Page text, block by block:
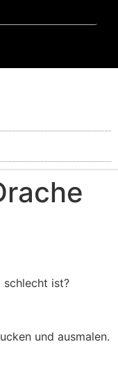
schlecht ist?
und ausmalen.